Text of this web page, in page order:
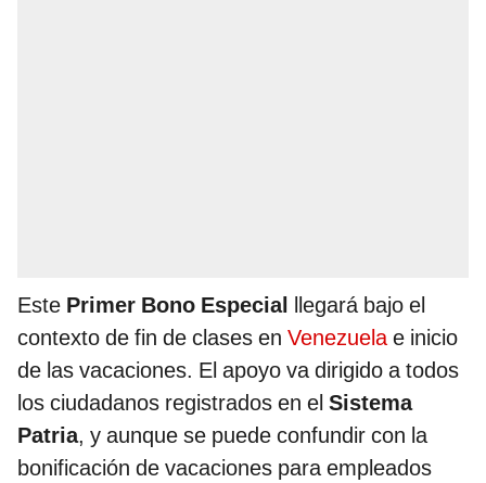
Este Primer Bono Especial llegará bajo el
contexto de fin de clases en Venezuelae inicio
de las vacaciones. El apoyo va dirigido a todos
los ciudadanos registrados en el Sistema
Patria, y aunque se puede confundir con la
bonificación de vacaciones para empleados